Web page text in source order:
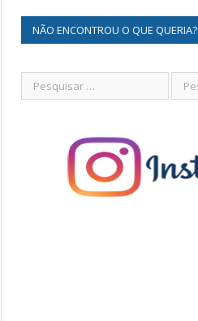
NÃO ENCONTROU O QUE QUERIA?